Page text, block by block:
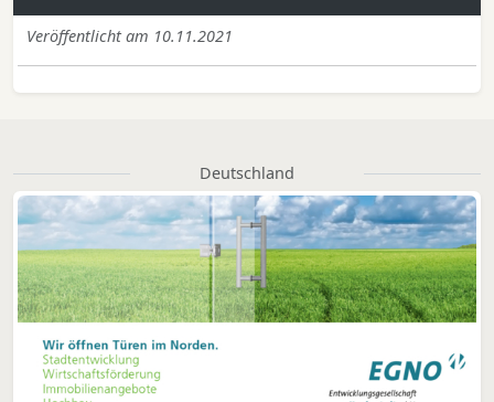
Veröffentlicht am 10.11.2021
Deutschland